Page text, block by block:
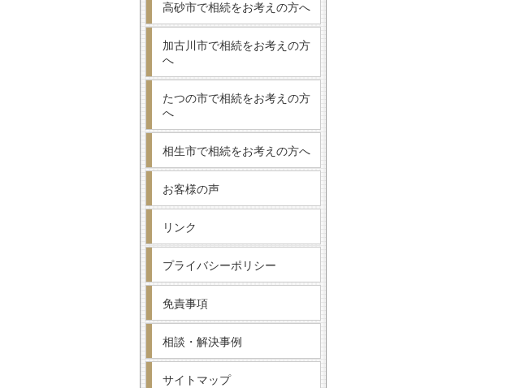
高砂市で相続をお考えの方へ
加古川市で相続をお考えの方
へ
たつの市で相続をお考えの方
へ
相生市で相続をお考えの方へ
お客様の声
リンク
プライバシーポリシー
免責事項
相談・解決事例
サイトマップ